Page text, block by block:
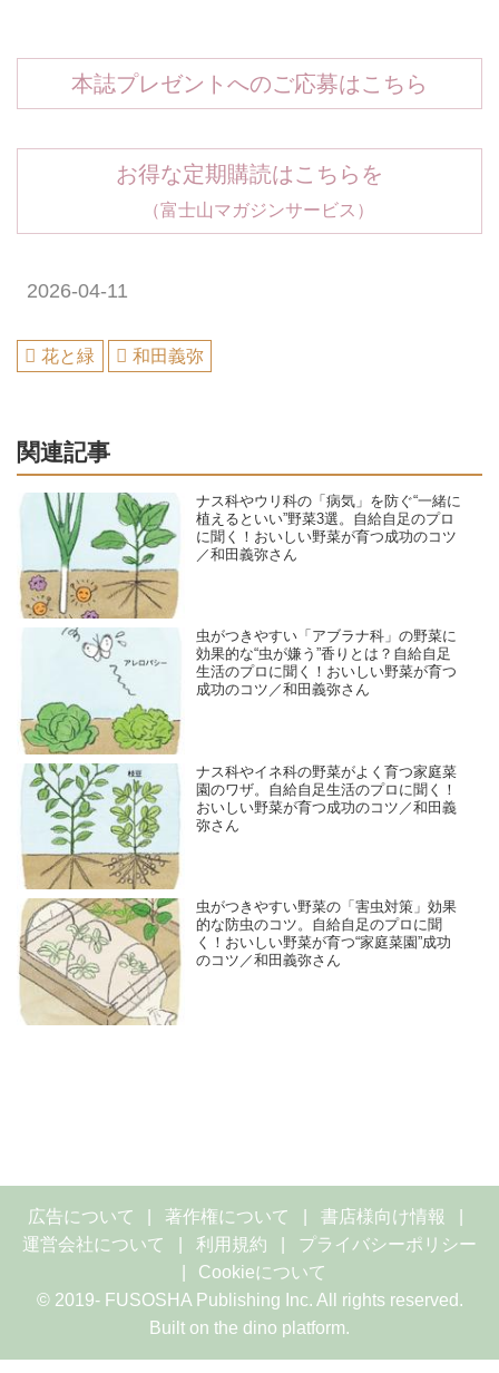
本誌プレゼントへのご応募はこちら
お得な定期購読はこちらを
（富士山マガジンサービス）
2026-04-11
花と緑 和田義弥
関連記事
ナス科やウリ科の「病気」を防ぐ“一緒に
植えるといい”野菜3選。自給自足のプロ
に聞く！おいしい野菜が育つ成功のコツ
／和田義弥さん
虫がつきやすい「アブラナ科」の野菜に
効果的な“虫が嫌う”香りとは？自給自足
生活のプロに聞く！おいしい野菜が育つ
成功のコツ／和田義弥さん
ナス科やイネ科の野菜がよく育つ家庭菜
園のワザ。自給自足生活のプロに聞く！
おいしい野菜が育つ成功のコツ／和田義
弥さん
虫がつきやすい野菜の「害虫対策」効果
的な防虫のコツ。自給自足のプロに聞
く！おいしい野菜が育つ“家庭菜園”成功
のコツ／和田義弥さん
広告について 著作権について
書店様向け情報
運営会社について
利用規約
プライバシーポリシー
Cookieについて
© 2019- FUSOSHA Publishing Inc. All rights reserved.
Built on the dino platform.